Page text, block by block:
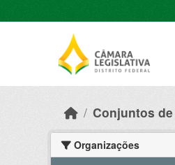
Conjuntos
Organizações